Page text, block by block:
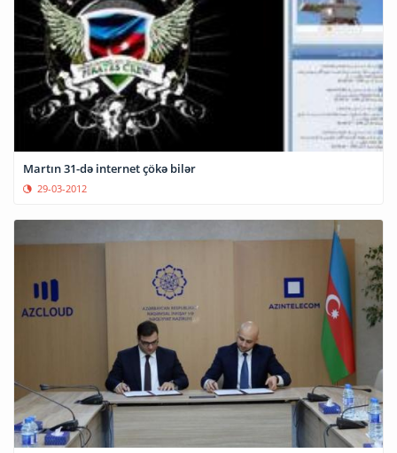
Martın 31-də internet çökə bilər
29-03-2012